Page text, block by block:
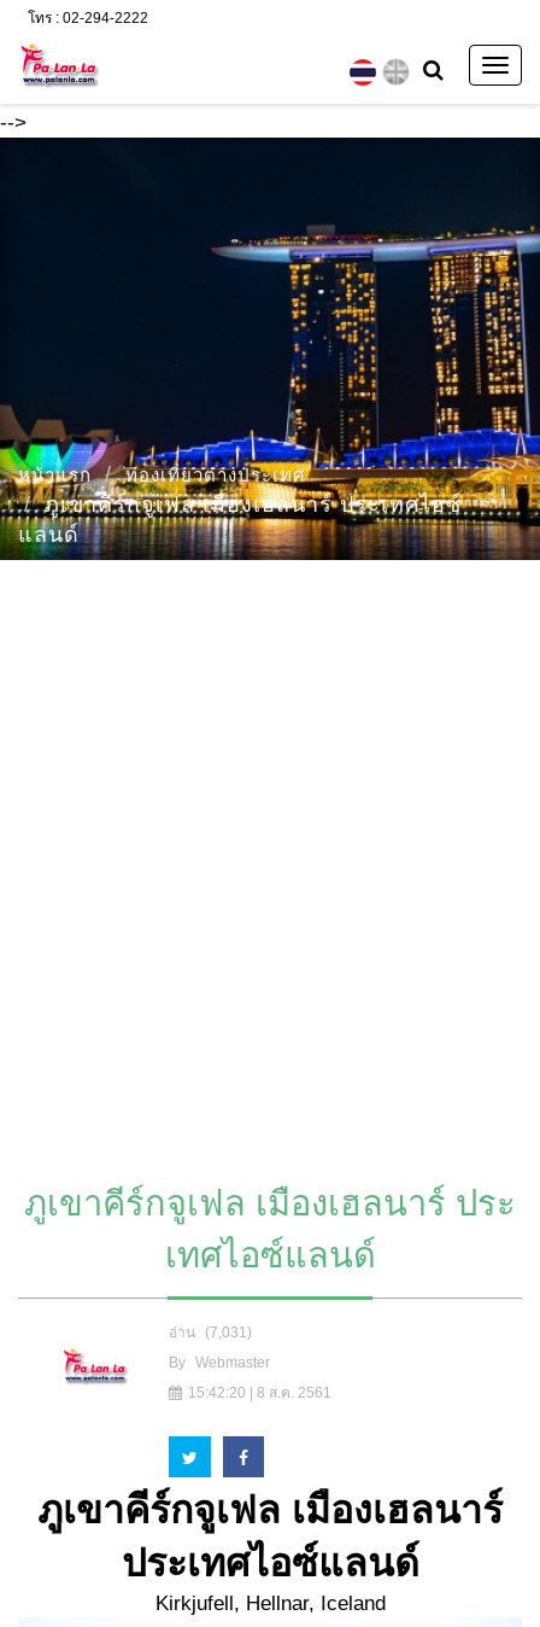
-->
โทร : 02-294-2222
หน้าแรก ท่องเที่ยวต่างประเทศ
ภูเขาคีร์กจูเฟล เมืองเฮลนาร์ ประเทศไอซ์
แลนด์
ภูเขาคีร์กจูเฟล เมืองเฮลนาร์ ประ
เทศไอซ์แลนด์
อ่าน
(7,031)
By
Webmaster
15:42:20 | 8 ส.ค. 2561
ภูเขาคีร์กจูเฟล เมืองเฮลนาร์
ประเทศไอซ์แลนด์
Kirkjufell, Hellnar, Iceland